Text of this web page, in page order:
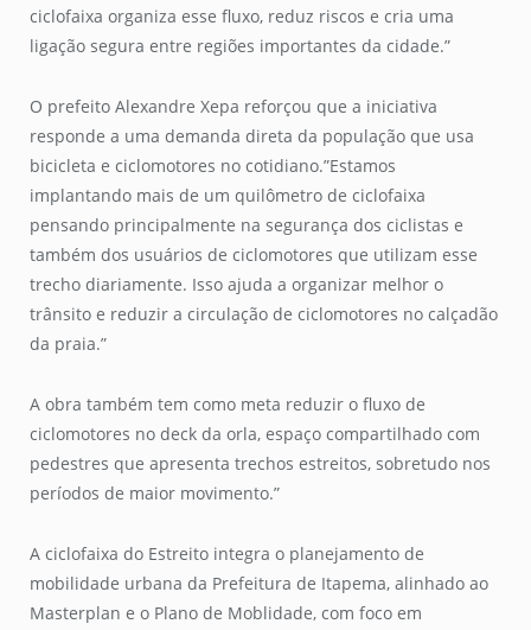
ciclofaixa organiza esse fluxo, reduz riscos e cria uma
ligação segura entre regiões importantes da cidade.”
O prefeito Alexandre Xepa reforçou que a iniciativa
responde a uma demanda direta da população que usa
bicicleta e ciclomotores no cotidiano.”Estamos
implantando mais de um quilômetro de ciclofaixa
pensando principalmente na segurança dos ciclistas e
também dos usuários de ciclomotores que utilizam esse
trecho diariamente. Isso ajuda a organizar melhor o
trânsito e reduzir a circulação de ciclomotores no calçadão
da praia.”
A obra também tem como meta reduzir o fluxo de
ciclomotores no deck da orla, espaço compartilhado com
pedestres que apresenta trechos estreitos, sobretudo nos
períodos de maior movimento.”
A ciclofaixa do Estreito integra o planejamento de
mobilidade urbana da Prefeitura de Itapema, alinhado ao
Masterplan e o Plano de Moblidade, com foco em